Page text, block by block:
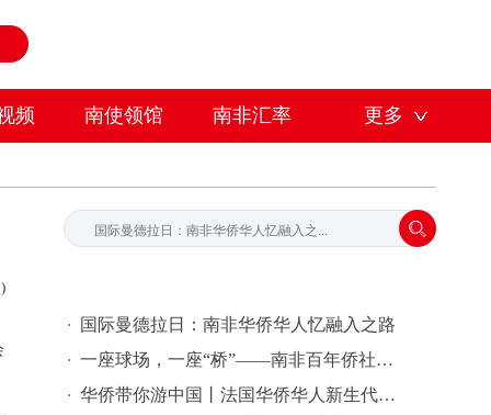
频 南使领馆 南非汇率 更多
国际曼德拉日：南非华侨华人忆融入之路
一座球场，一座“桥”——南非百年侨社以体育连接多元社区
华侨带你游中国丨法国华侨华人新生代浙江行活动在温州启动